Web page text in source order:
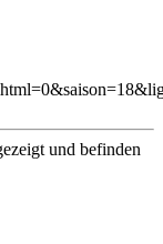
und befinden